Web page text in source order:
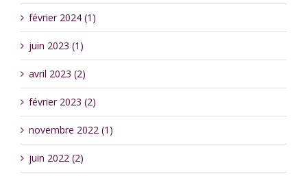
février 2024 (1)
juin 2023 (1)
avril 2023 (2)
février 2023 (2)
novembre 2022 (1)
juin 2022 (2)